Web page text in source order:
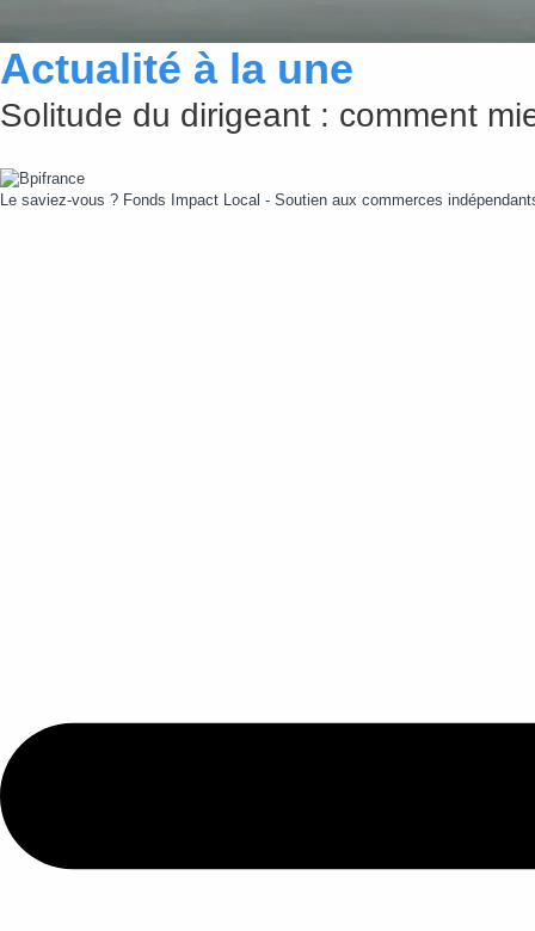
Actualité à la une
Solitude du dirigeant : comment
Le saviez-vous ? Fonds Impact Local - Soutien aux commerces